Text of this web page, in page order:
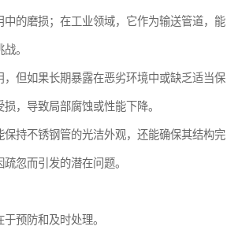
中的磨损；在工业领域，它作为输送管道，能
。
，但如果长期暴露在恶劣环境中或缺乏适当保
，导致局部腐蚀或性能下降。
保持不锈钢管的光洁外观，还能确保其结构完
忽而引发的潜在问题。
预防和及时处理。